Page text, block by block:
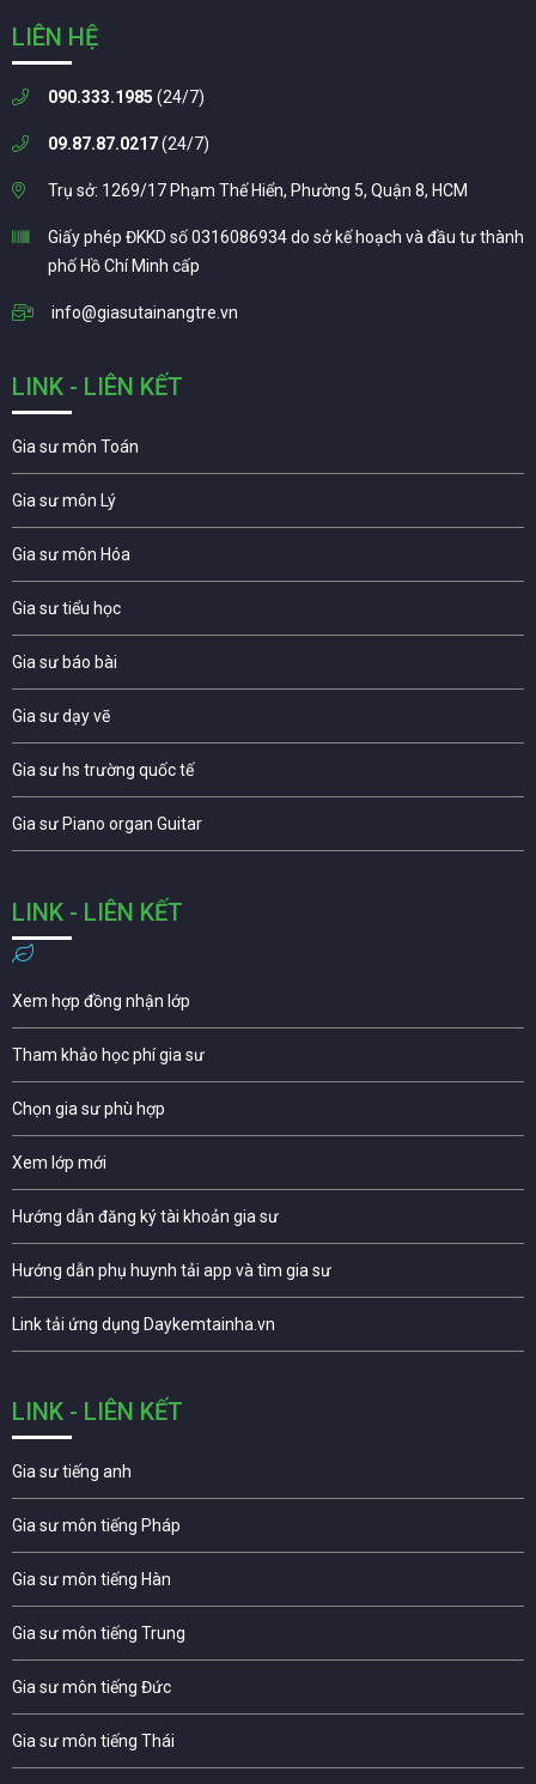
LIÊN HỆ
090.333.1985 (24/7)
09.87.87.0217(24/7)
Trụ sở: 1269/17 Phạm Thế Hiển, Phường 5, Quận 8, HCM
Giấy phép ĐKKD số 0316086934 do sở kế hoạch và đầu tư thành
phố Hồ Chí Minh cấp
info@giasutainangtre.vn
LINK - LIÊN KẾT
Gia sư môn Toán
Gia sư môn Lý
Gia sư môn Hóa
Gia sư tiểu học
Gia sư báo bài
Gia sư dạy vẽ
Gia sư hs trường quốc tế
Gia sư Piano organ Guitar
LINK - LIÊN KẾT
Xem hợp đồng nhận lớp
Tham khảo học phí gia sư
Chọn gia sư phù hợp
Xem lớp mới
Hướng dẫn đăng ký tài khoản gia sư
Hướng dẫn phụ huynh tải app và tìm gia sư
Link tải ứng dụng Daykemtainha.vn
LINK - LIÊN KẾT
Gia sư tiếng anh
Gia sư môn tiếng Pháp
Gia sư môn tiếng Hàn
Gia sư môn tiếng Trung
Gia sư môn tiếng Đức
Gia sư môn tiếng Thái